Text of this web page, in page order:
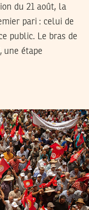
du 21 août, la
pari : celui de
public. Le bras de
une étape